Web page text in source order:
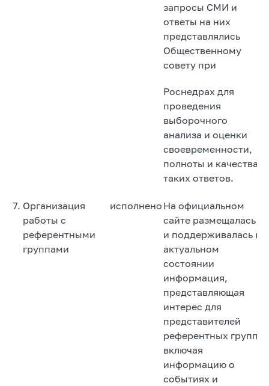
запросы СМИ и
ответы на них
представлялись
Общественному
совету при
Роснедрах для
проведения
выборочного
анализа и оценки
своевременности,
полноты и качества
таких ответов.
7. Организация
работы с
референтными
группами
исполнено На официальном
сайте размещалась
и поддерживалась в
актуальном
состоянии
информация,
представляющая
интерес для
представителей
референтных групп,
включая
информацию о
событиях и